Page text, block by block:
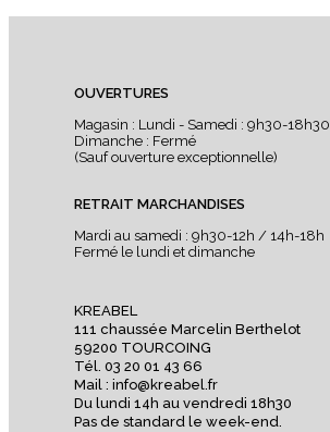
OUVERTURES
Magasin : Lundi - Samedi : 9h30-18h30
Dimanche : Fermé
(Sauf ouverture exceptionnelle)
RETRAIT MARCHANDISES
Mardi au samedi : 9h30-12h / 14h-18h
Fermé le lundi et dimanche
KREABEL
111 chaussée Marcelin Berthelot
59200 TOURCOING
Tél. 03 20 01 43 66
Mail : info@kreabel.fr
Du lundi 14h au vendredi 18h30
Pas de standard le week-end.